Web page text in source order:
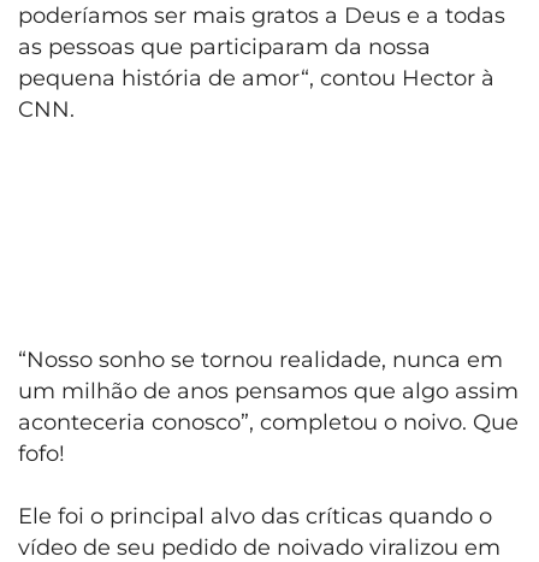
poderíamos ser mais gratos a Deus e a todas
as pessoas que participaram da nossa
pequena história de amor“, contou Hector à
CNN.
“Nosso sonho se tornou realidade, nunca em
um milhão de anos pensamos que algo assim
aconteceria conosco”, completou o noivo. Que
fofo!
Ele foi o principal alvo das críticas quando o
vídeo de seu pedido de noivado viralizou em